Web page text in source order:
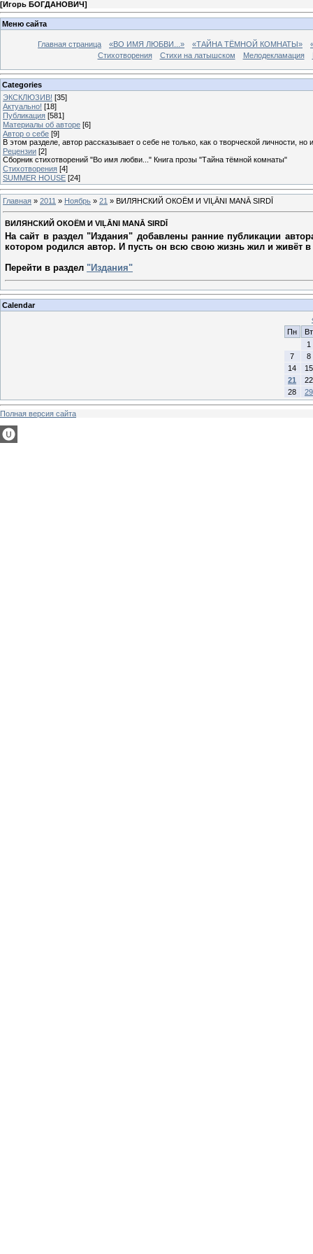
[Игорь БОГДАНОВИЧ]
Меню сайта
Главная страница «ВО ИМЯ ЛЮБВИ...» «ТАЙНА ТЁМНОЙ КОМНАТЫ»
Стихотворения
Стихи на латышском Мелодекламация
Categories
ЭКСКЛЮЗИВ! [35]
Актуально! [18]
Публикация [581]
Материалы об авторе [6]
Автор о себе [9]
В этом разделе, автор рассказывает о себе не только, как о творческой личности,
Рецензии [2]
Сборник стихотворений "Во имя любви..." Книга прозы "Тайна тёмной комнаты"
Стихотворения [4]
SUMMER HOUSE [24]
Главная » 2011 » Ноябрь » 21 » ВИЛЯНСКИЙ ОКОЁМ И VIĻĀNI MANĀ SIRDĪ
ВИЛЯНСКИЙ ОКОЁМ И VIĻĀNI MANĀ SIRDĪ
На сайт в раздел "Издания" добавлены ранние публикации
котором родился автор. И пусть он всю свою жизнь жил и живёт
Перейти в раздел "Издания"
Calendar
Пн
Вт
1
7
8
14
15
21
22
28
29
Полная версия сайта